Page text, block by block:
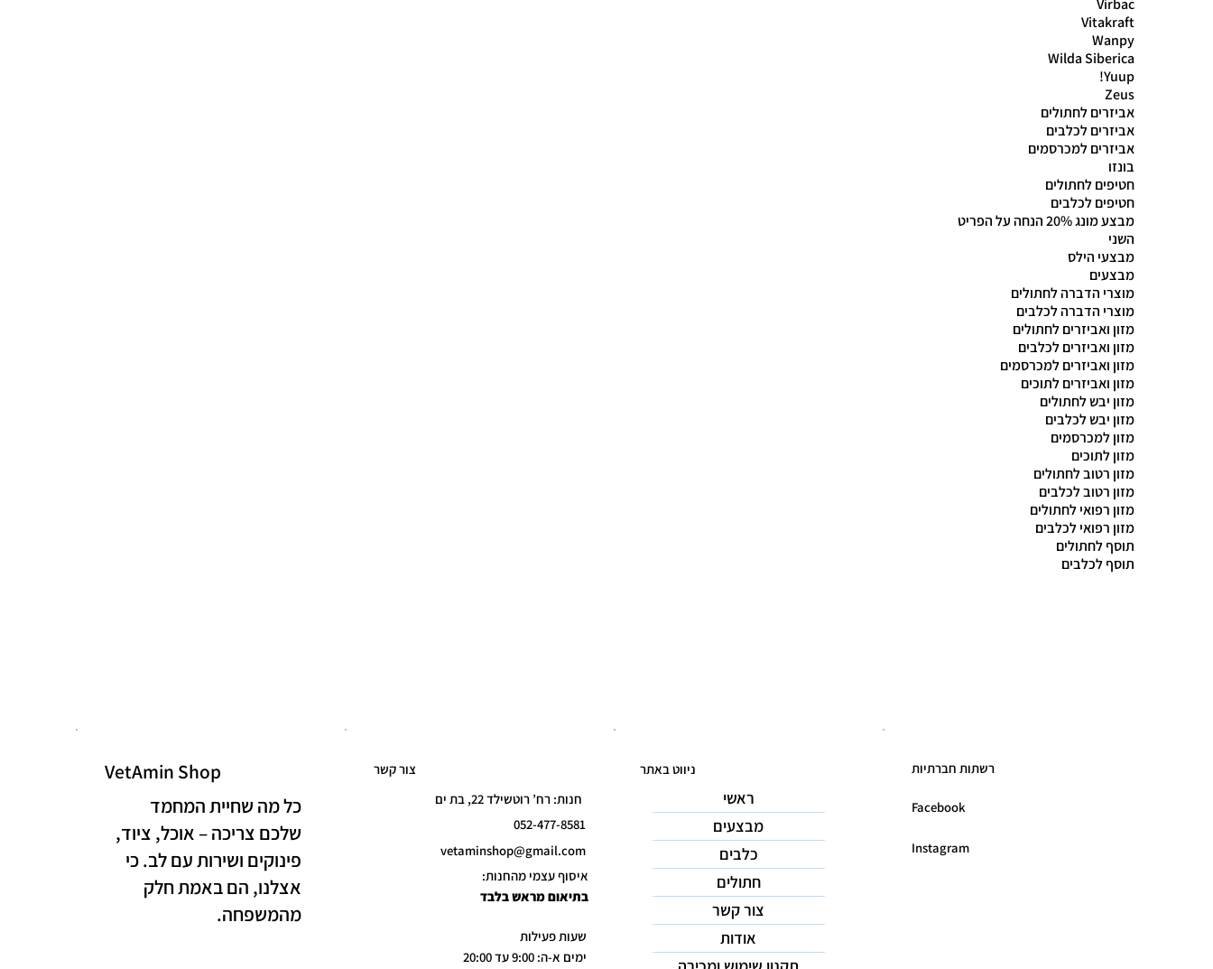
Virbac
Vitakraft
Wanpy
Wilda Siberica
Yuup!
Zeus
אביזרים לחתולים
אביזרים לכלבים
אביזרים למכרסמים
בונזו
חטיפים לחתולים
חטיפים לכלבים
מבצע מונג 20% הנחה על הפריט
השני
מבצעי הילס
מבצעים
מוצרי הדברה לחתולים
מוצרי הדברה לכלבים
מזון ואביזרים לחתולים
מזון ואביזרים לכלבים
מזון ואביזרים למכרסמים
מזון ואביזרים לתוכים
מזון יבש לחתולים
מזון יבש לכלבים
מזון למכרסמים
מזון לתוכים
מזון רטוב לחתולים
מזון רטוב לכלבים
מזון רפואי לחתולים
מזון רפואי לכלבים
תוסף לחתולים
תוסף לכלבים
VetAmin Shop
כל מה שחיית המחמד
שלכם צריכה – אוכל, ציוד,
פינוקים ושירות עם לב. כי
אצלנו, הם באמת חלק
מהמשפחה.
חנות: רח’ רוטשילד 22, בת ים
052-477-8581
vetaminshop@gmail.com
איסוף עצמי מהחנות:
בתיאום מראש בלבד
שעות פעילות
ימים א-ה: 9:00 עד 20:00
צור קשר ניווט באתר
ראשי
מבצעים
כלבים
חתולים
צור קשר
אודות
רשתות חברתיות
Facebook
Instagram